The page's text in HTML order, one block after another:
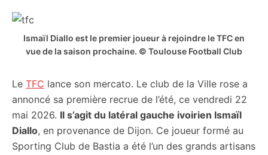
Ismaïl Diallo est le premier joueur à rejoindre le TFC en
vue de la saison prochaine. © Toulouse Football Club
Le TFC lance son mercato. Le club de la Ville rose a
annoncé sa première recrue de l’été, ce vendredi 22
mai 2026. Il s’agit du latéral gauche ivoirien Ismaïl
Diallo, en provenance de Dijon. Ce joueur formé au
Sporting Club de Bastia a été l’un des grands artisans